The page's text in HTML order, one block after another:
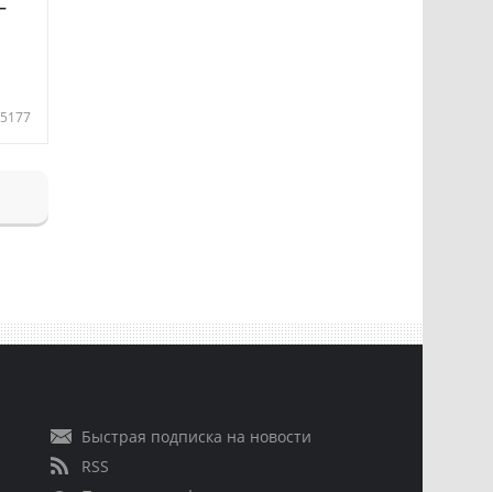
5177
Быстрая подписка на новости
RSS